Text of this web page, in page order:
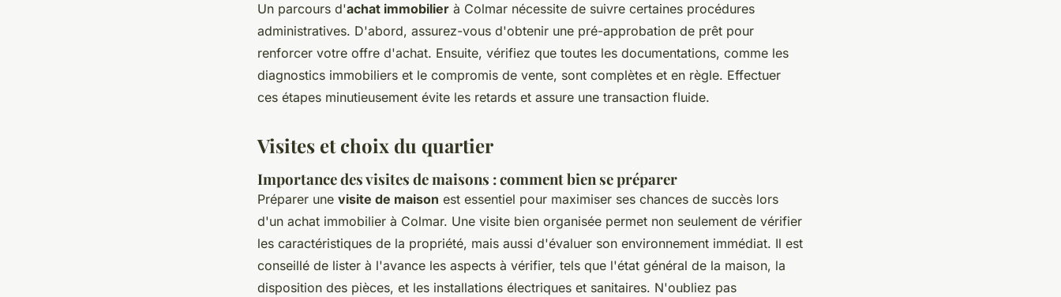
Un parcours d'achat immobilier à Colmar nécessite de suivre certaines procédures
administratives. D'abord, assurez-vous d'obtenir une pré-approbation de prêt pour
renforcer votre offre d'achat. Ensuite, vérifiez que toutes les documentations, comme les
diagnostics immobiliers et le compromis de vente, sont complètes et en règle. Effectuer
ces étapes minutieusement évite les retards et assure une transaction fluide.
Visites et choix du quartier
Importance des visites de maisons : comment bien se préparer
Préparer une visite de maison est essentiel pour maximiser ses chances de succès lors
d'un achat immobilier à Colmar. Une visite bien organisée permet non seulement de vérifier
les caractéristiques de la propriété, mais aussi d'évaluer son environnement immédiat. Il est
conseillé de lister à l'avance les aspects à vérifier, tels que l'état général de la maison, la
disposition des pièces, et les installations électriques et sanitaires. N'oubliez pas